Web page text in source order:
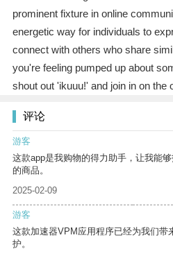
prominent fixture in online
energetic way for individuals to
connect with others who share
you're feeling pumped up about
shout out 'ikuuu!' and join in on the
评论
游客
这款app是我购物的得力助手，让我能
的商品。
2025-02-09
游客
这款加速器VPM应用程序已经为我们带
护。